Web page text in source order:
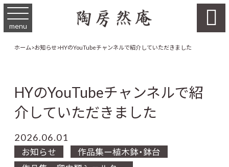
menu 
ホーム>お知らせ>HYのYouTubeチャンネルで紹介していただきました
HYのYouTubeチャンネルで紹
介していただきました
2026.06.01
お知らせ
作品集ー植木鉢・鉢台